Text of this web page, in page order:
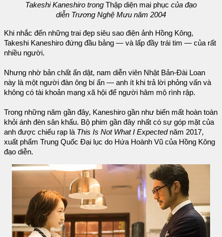
Takeshi Kaneshiro trong Thập diện mai phục của đạo
diễn Trương Nghệ Mưu năm 2004
Khi nhắc đến những trai đẹp siêu sao điện ảnh Hồng Kông,
Takeshi Kaneshiro đứng đầu bảng — và lấp đầy trái tim — của rất
nhiều người.
Nhưng nhờ bản chất ẩn dật, nam diễn viên Nhật Bản-Đài Loan
này là một người đàn ông bí ẩn — anh ít khi trả lời phỏng vấn và
không có tài khoản mạng xã hội để người hâm mộ rình rập.
Trong những năm gần đây, Kaneshiro gần như biến mất hoàn toàn
khỏi ánh đèn sân khấu. Bộ phim gần đây nhất có sự góp mặt của
anh được chiếu rạp là This Is Not What I Expectednăm 2017,
xuất phẩm Trung Quốc Đại lục do Hứa Hoành Vũ của Hồng Kông
đạo diễn.